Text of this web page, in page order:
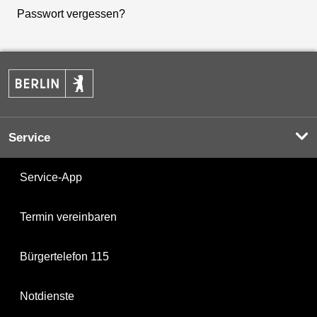
Passwort vergessen?
Service
Service-App
Termin vereinbaren
Bürgertelefon 115
Notdienste